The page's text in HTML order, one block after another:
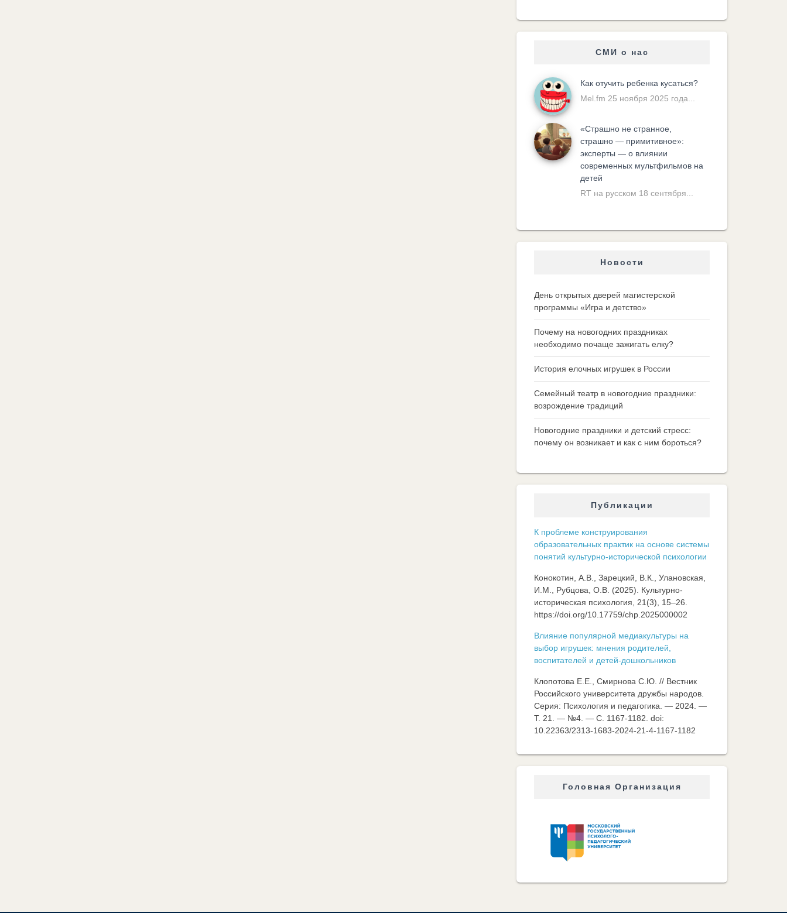
СМИ о нас
Как отучить ребенка кусаться?
Mel.fm 25 ноября 2025 года...
«Cтрашно не странное,
страшно — примитивное»:
эксперты — о влиянии
современных мультфильмов на
детей
RT на русском 18 сентября...
Новости
День открытых дверей магистерской
программы «Игра и детство»
Почему на новогодних праздниках
необходимо почаще зажигать елку?
История елочных игрушек в России
Семейный театр в новогодние праздники:
возрождение традиций
Новогодние праздники и детский стресс:
почему он возникает и как с ним бороться?
Публикации
К проблеме конструирования
образовательных практик на основе системы
понятий культурно-исторической психологии
Конокотин, А.В., Зарецкий, В.К., Улановская,
И.М., Рубцова, О.В. (2025). Культурно-
историческая психология, 21(3), 15–26.
https://doi.org/10.17759/chp.2025000002
Влияние популярной медиакультуры на
выбор игрушек: мнения родителей,
воспитателей и детей-дошкольников
Клопотова Е.Е., Смирнова С.Ю. // Вестник
Российского университета дружбы народов.
Серия: Психология и педагогика. — 2024. —
Т. 21. — №4. — C. 1167-1182. doi:
10.22363/2313-1683-2024-21-4-1167-1182
Головная Организация